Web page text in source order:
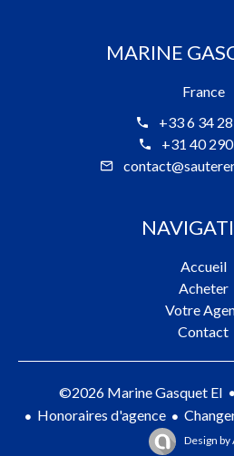
MARINE
France
+33 6 34
+31 40
Accueil
Acheter
Votre
Contact
©2026 Marine Gasquet EI
Honoraires d'agence
Design by